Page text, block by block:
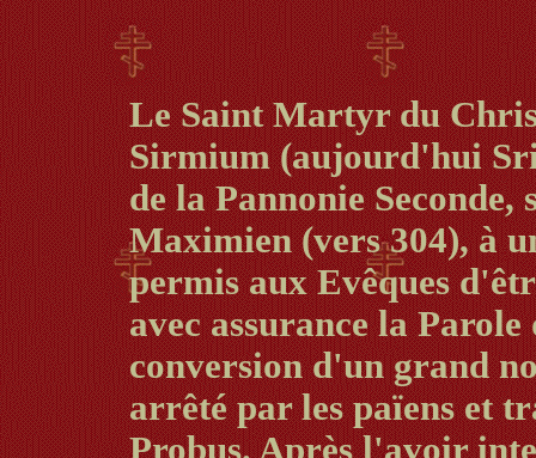
Le Saint Martyr du
Sirmium (aujourd'hui
de la Pannonie Seconde,
Maximien (vers 304), à
permis aux Evêques
avec assurance la
conversion d'un grand
arrêté par les païens et
Probus. Après l'avoir